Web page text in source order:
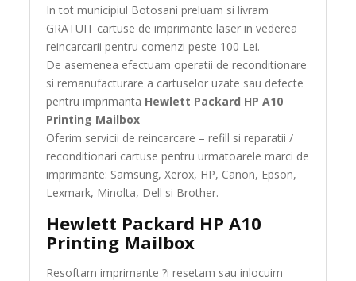
In tot municipiul Botosani preluam si livram
GRATUIT cartuse de imprimante laser in vederea
reincarcarii pentru comenzi peste 100 Lei.
De asemenea efectuam operatii de reconditionare
si remanufacturare a cartuselor uzate sau defecte
pentru imprimanta Hewlett Packard HP A10
Printing Mailbox
Oferim servicii de reincarcare – refill si reparatii /
reconditionari cartuse pentru urmatoarele marci de
imprimante: Samsung, Xerox, HP, Canon, Epson,
Lexmark, Minolta, Dell si Brother.
Hewlett Packard HP A10
Printing Mailbox
Resoftam imprimante ?i resetam sau inlocuim